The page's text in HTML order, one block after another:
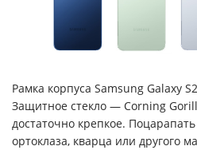
Рамка корпуса Samsung Galaxy
Защитное стекло — Corning
достаточно крепкое.
ортоклаза, кварца или другого